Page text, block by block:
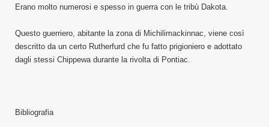
Erano molto numerosi e spesso in guerra con le tribù Dakota.
Questo guerriero, abitante la zona di Michilimackinnac, viene così
descritto da un certo Rutherfurd che fu fatto prigioniero e adottato
dagli stessi Chippewa durante la rivolta di Pontiac.
Bibliografia